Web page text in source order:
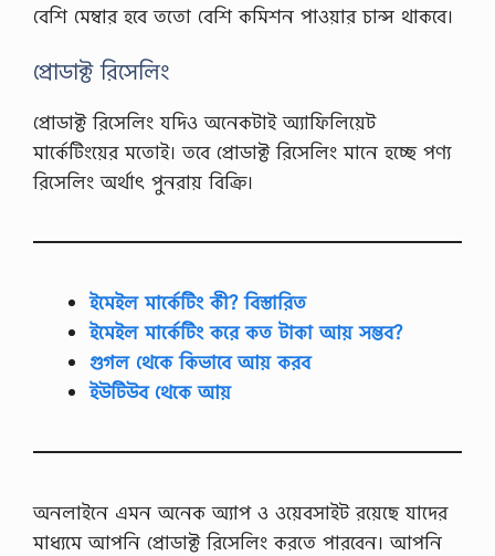
বেশি মেম্বার হবে ততো বেশি কমিশন পাওয়ার চান্স থাকবে।
প্রোডাক্ট রিসেলিং
প্রোডাক্ট রিসেলিং যদিও অনেকটাই অ্যাফিলিয়েট
মার্কেটিংয়ের মতোই। তবে প্রোডাক্ট রিসেলিং মানে হচ্ছে পণ্য
রিসেলিং অর্থাৎ পুনরায় বিক্রি।
ইমেইল মার্কেটিং কী? বিস্তারিত
ইমেইল মার্কেটিং করে কত টাকা আয় সম্ভব?
গুগল থেকে কিভাবে আয় করব
ইউটিউব থেকে আয়
অনলাইনে এমন অনেক অ্যাপ ও ওয়েবসাইট রয়েছে যাদের
মাধ্যমে আপনি প্রোডাক্ট রিসেলিং করতে পারবেন। আপনি